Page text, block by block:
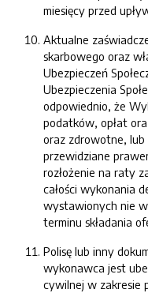
miesięcy przed
Aktualne
skarbowego oraz
Ubezpieczeń
Ubezpieczenia
odpowiednio, że
podatków, opłat
oraz zdrowotne, lub
przewidziane
rozłożenie na raty
całości wykonania
wystawionych nie
terminu składania
Polisę lub inny
wykonawca jest
cywilnej w zakresie